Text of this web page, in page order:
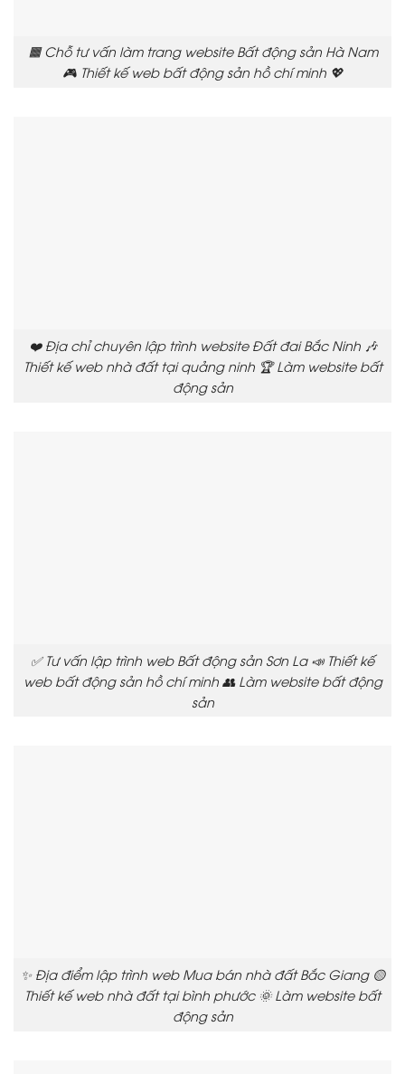
🟧 Chỗ tư vấn làm trang website Bất động sản Hà Nam
🎮 Thiết kế web bất động sản hồ chí minh 💖
❤️ Địa chỉ chuyên lập trình website Đất đai Bắc Ninh 🎶
Thiết kế web nhà đất tại quảng ninh 🏆 Làm website bất
động sản
✅ Tư vấn lập trình web Bất động sản Sơn La 📣 Thiết kế
web bất động sản hồ chí minh 👥 Làm website bất động
sản
✨ Địa điểm lập trình web Mua bán nhà đất Bắc Giang 🟡
Thiết kế web nhà đất tại bình phước 🌞 Làm website bất
động sản